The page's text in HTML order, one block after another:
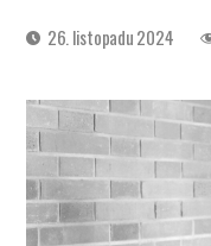
Datum26. listopadu 2024